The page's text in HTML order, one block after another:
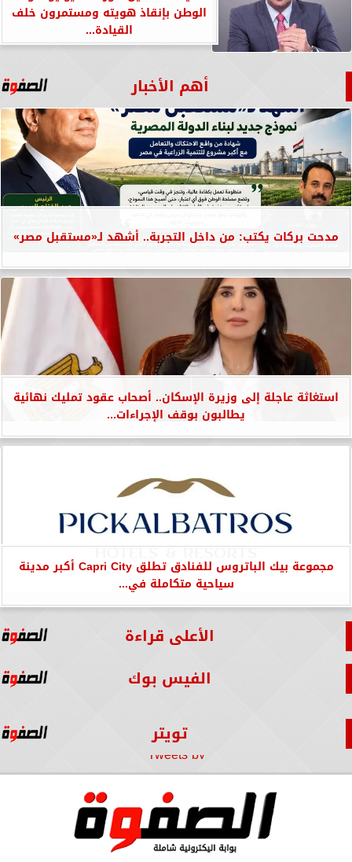
الوطن بإنقاذ هويته ومستمرون خلف
القيادة...
أهم الأخبار
مدحت بركات يكتب: من داخل التجربة.. أشهد لـ«مستقبل مصر»
استغاثة عاجلة إلى وزيرة الإسكان.. أصحاب عقود تمليك نهائية
يطالبون بوقف الإجراءات...
مجموعة بيك الباتروس للفنادق تطلق Capri City أكبر مدينة
سياحية متكاملة في...
الأعلى قراءة
الفيس بوك
تويتر
Tweets by